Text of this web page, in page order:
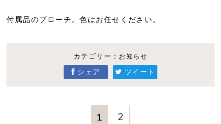
付属品のブローチ。色はお任せください。
カテゴリー： お知らせ
シェア ツイート
1 2